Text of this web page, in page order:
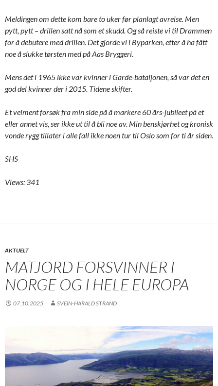
Meldingen om dette kom bare to uker før planlagt avreise. Men
pytt, pytt – drillen satt nå som et skudd. Og så reiste vi til Drammen
for å debutere med drillen. Det gjorde vi i Byparken, etter å ha fått
noe å slukke tørsten med på Aas Bryggeri.
Mens det i 1965 ikke var kvinner i Garde-bataljonen, så var det en
god del kvinner der i 2015. Tidene skifter.
Et velment forsøk fra min side på å markere 60 års-jubileet på et
eller annet vis, ser ikke ut til å bli noe av. Min benskjørhet og kronisk
vonde rygg tillater i alle fall ikke noen tur til Oslo som for ti år siden.
SHS
Views: 341
AKTUELT
MATJORD FORSVINNER I
NORGE OG I HELE EUROPA
07.10.2025 SVEIN-HARALD STRAND